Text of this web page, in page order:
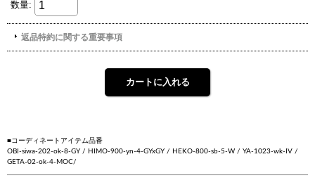
■コーディネートアイテム品番
OBI-siwa-202-ok-8-GY / HIMO-900-yn-4-GYxGY / HEKO-800-sb-5-W / YA-1023-wk-IV /
GETA-02-ok-4-MOC/